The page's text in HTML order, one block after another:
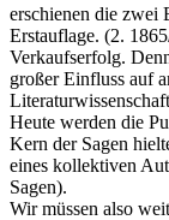
erschienen die zwei
Erstauflage. (2.
Verkaufserfolg.
großer Einfluss auf
Heute werden die
Kern der Sagen
eines kollektiven
Sagen).
Wir müssen also